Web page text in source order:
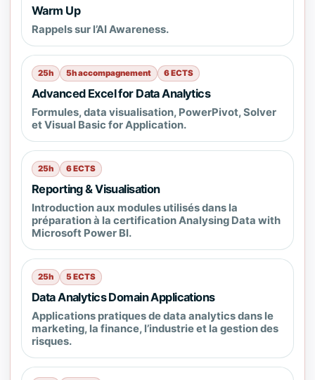
Warm Up
Rappels sur l’AI Awareness.
25h 5h accompagnement 6 ECTS
Advanced Excel for Data Analytics
Formules, data visualisation, PowerPivot, Solver
et Visual Basic for Application.
25h 6 ECTS
Reporting & Visualisation
Introduction aux modules utilisés dans la
préparation à la certification Analysing Data with
Microsoft Power BI.
25h 5 ECTS
Data Analytics Domain Applications
Applications pratiques de data analytics dans le
marketing, la finance, l’industrie et la gestion des
risques.